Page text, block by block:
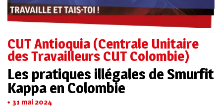
CUT Antioquia (Centrale Unitaire
des Travailleurs CUT Colombie)
Les pratiques illégales de Smurfit
Kappa en Colombie
31 mai 2024